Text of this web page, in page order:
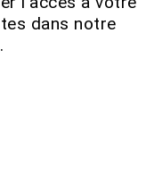
dans notre
.